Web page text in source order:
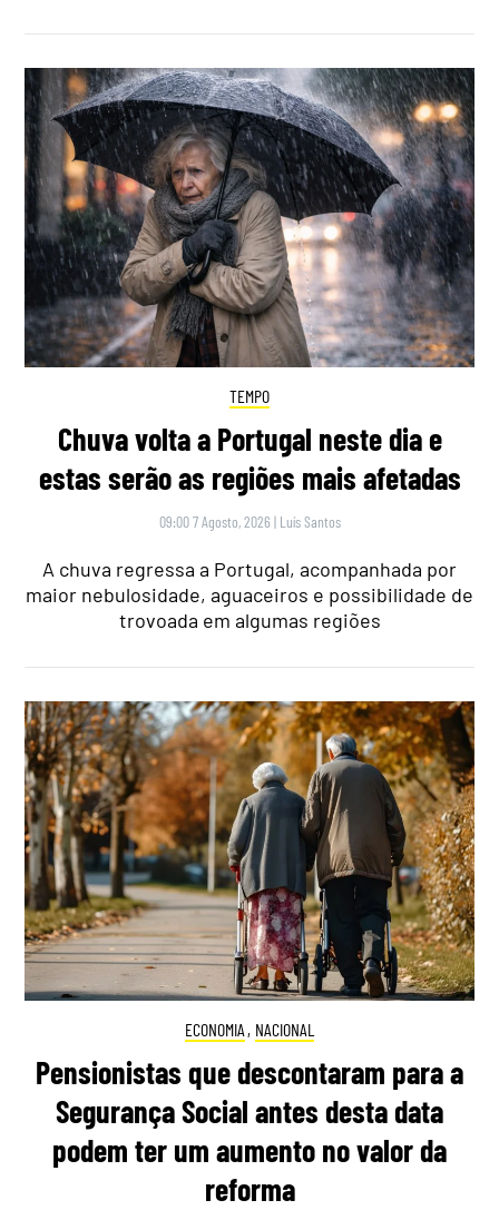
TEMPO
Chuva volta a Portugal neste dia e
estas serão as regiões mais afetadas
09:00 7 Agosto, 2026 | Luís Santos
A chuva regressa a Portugal, acompanhada por
maior nebulosidade, aguaceiros e possibilidade de
trovoada em algumas regiões
ECONOMIA , NACIONAL
Pensionistas que descontaram para a
Segurança Social antes desta data
podem ter um aumento no valor da
reforma